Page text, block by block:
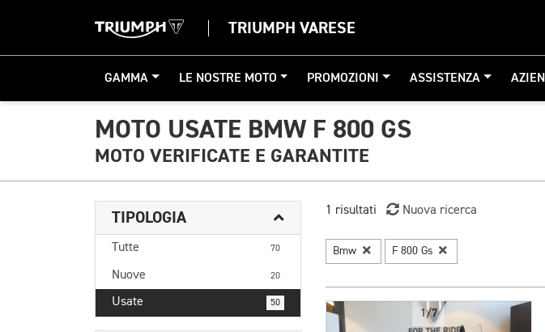
TRIUMPH VARESE
GAMMA LE NOSTRE MOTO PROMOZIONI ASSISTENZA
MOTO USATE BMW F 800 GS
MOTO VERIFICATE E GARANTITE
TIPOLOGIA
Tutte 70
Nuove 20
Usate 50
1 risultati Nuova ricerca
Bmw F 800 Gs
1/7